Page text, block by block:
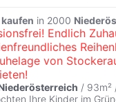
kaufen in 2000
Endlich
von
/ 93m²
Ihre Kinder im